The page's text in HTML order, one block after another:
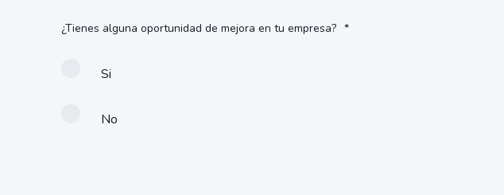
¿Tienes alguna oportunidad de mejora en tu empresa? *
Si
No